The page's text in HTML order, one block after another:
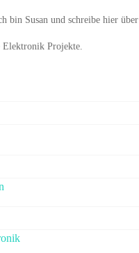
bin Susan und schreibe hier über
Projekte.